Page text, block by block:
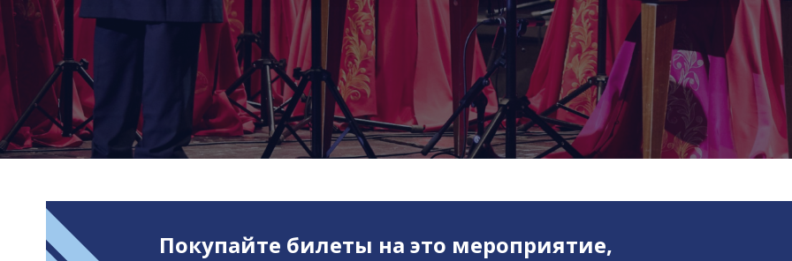
Покупайте билеты на это мероприятие,